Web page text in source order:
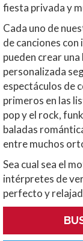
fiesta privada y
Cada uno de
de canciones
pueden crear
personalizada
espectáculos de
primeros en las
pop y el rock,
baladas
entre muchos
Sea cual sea el
intérpretes de
perfecto y